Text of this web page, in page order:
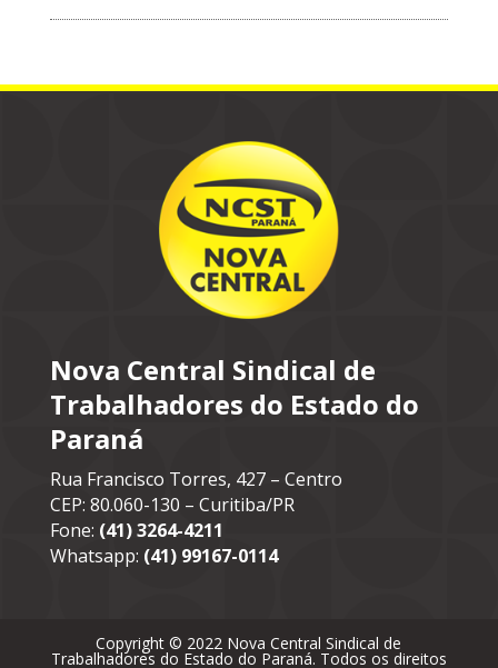
Nova Central Sindical de
Trabalhadores do Estado do
Paraná
Rua Francisco Torres, 427 – Centro
CEP: 80.060-130 – Curitiba/PR
Fone: (41) 3264-4211
Whatsapp: (41) 99167-0114
Copyright © 2022 Nova Central Sindical de
Trabalhadores do Estado do Paraná. Todos os direitos